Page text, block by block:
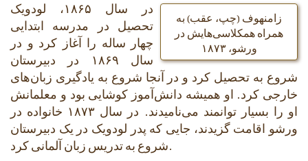
زامنهوف (چپ، عقب) به
همراه همکلاسی‌هایش در
ورشو، ۱۸۷۳
در سال ۱۸۶۵، لودویک
تحصیل در مدرسه ابتدایی
چهار ساله را آغاز کرد و در
سال ۱۸۶۹ در دبیرستان
شروع به تحصیل کرد و در آنجا شروع به یادگیری زبان‌های
خارجی کرد. او همیشه دانش‌آموز کوشایی بود و معلمانش
او را بسیار توانمند می‌نامیدند. در سال ۱۸۷۳ خانواده در
ورشو اقامت گزیدند، جایی که پدر لودویک در یک دبیرستان
شروع به تدریس زبان آلمانی کرد.